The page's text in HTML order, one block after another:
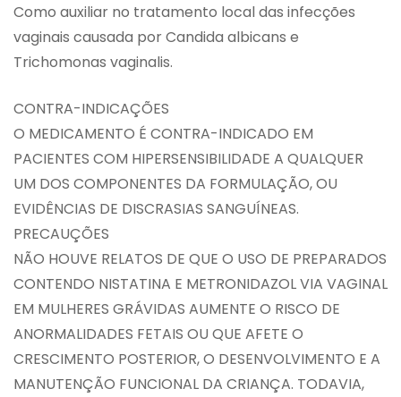
Como auxiliar no tratamento local das infecções
vaginais causada por Candida albicans e
Trichomonas vaginalis.
CONTRA-INDICAÇÕES
O MEDICAMENTO É CONTRA-INDICADO EM
PACIENTES COM HIPERSENSIBILIDADE A QUALQUER
UM DOS COMPONENTES DA FORMULAÇÃO, OU
EVIDÊNCIAS DE DISCRASIAS SANGUÍNEAS.
PRECAUÇÕES
NÃO HOUVE RELATOS DE QUE O USO DE PREPARADOS
CONTENDO NISTATINA E METRONIDAZOL VIA VAGINAL
EM MULHERES GRÁVIDAS AUMENTE O RISCO DE
ANORMALIDADES FETAIS OU QUE AFETE O
CRESCIMENTO POSTERIOR, O DESENVOLVIMENTO E A
MANUTENÇÃO FUNCIONAL DA CRIANÇA. TODAVIA,